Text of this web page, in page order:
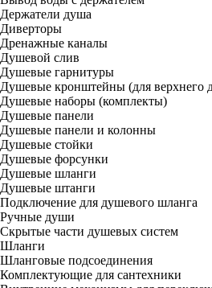
Держатели душа
Диверторы
Дренажные каналы
Душевой слив
Душевые гарнитуры
Душевые кронштейны (для верхнего
Душевые наборы (комплекты)
Душевые панели
Душевые панели и колонны
Душевые стойки
Душевые форсунки
Душевые шланги
Душевые штанги
Подключение для душевого шланга
Ручные души
Скрытые части душевых систем
Шланги
Шланговые подсоединения
Комплектующие для сантехники